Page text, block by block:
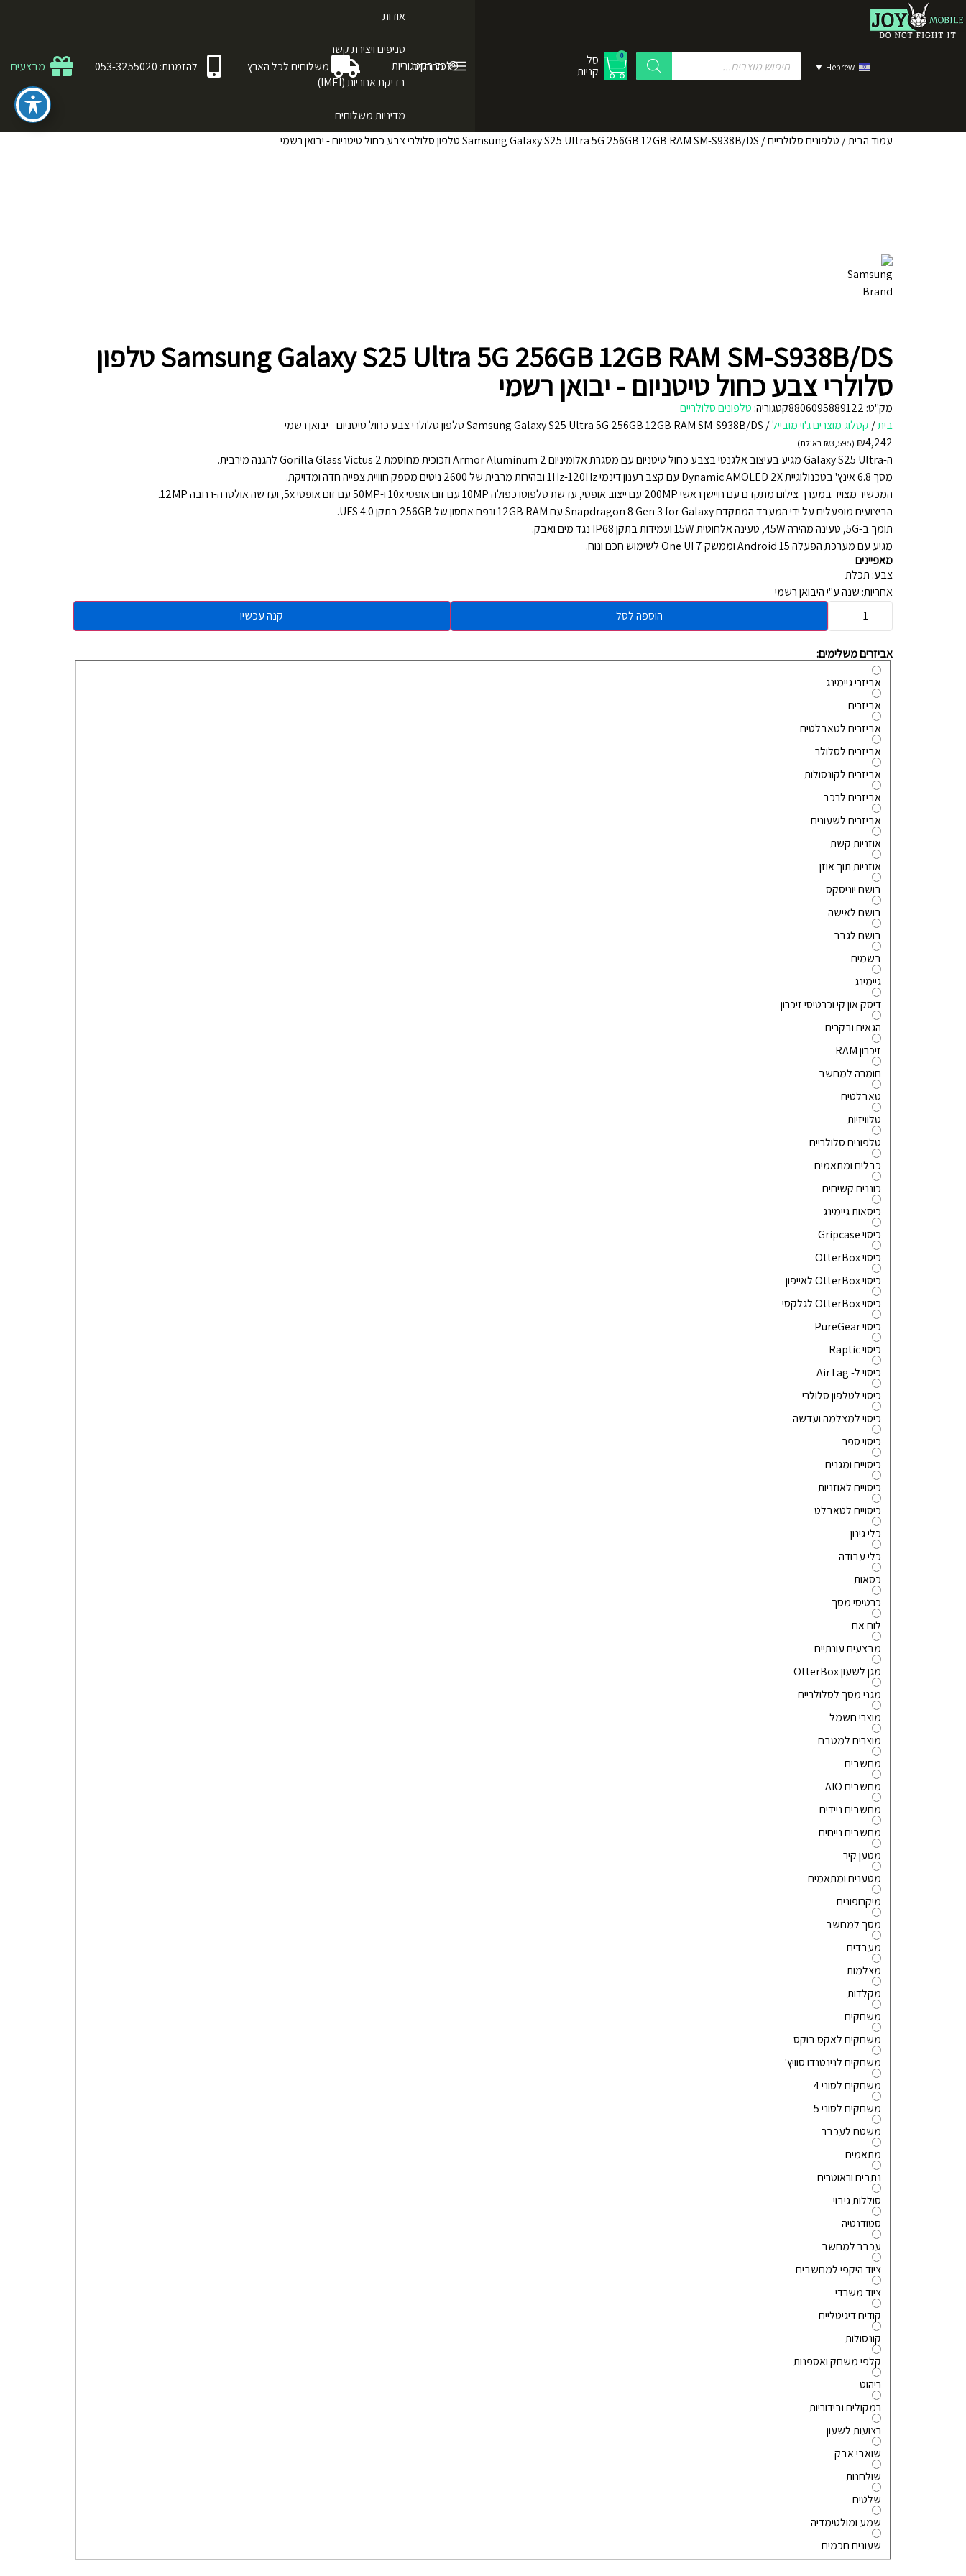
Hebrew
▼
0 סל
קניות לכל הקטגוריות
התחבר
אודות
סניפים ויצירת קשר
בדיקת אחריות (IMEI)
מדיניות משלוחים
משלוחים לכל הארץ להזמנות: 053-3255020 מבצעים
עמוד הבית/ טלפונים סלולריים/ Samsung Galaxy S25 Ultra 5G 256GB 12GB RAM SM-S938B/DS טלפון סלולרי צבע כחול טיטניום - יבואן רשמי
Samsung Galaxy S25 Ultra 5G 256GB 12GB RAM SM-S938B/DS טלפון
סלולרי צבע כחול טיטניום - יבואן רשמי
מק"ט: 8806095889122קטגוריה: טלפונים סלולריים
בית/ קטלוג מוצרים ג'וי מובייל/ Samsung Galaxy S25 Ultra 5G 256GB 12GB RAM SM-S938B/DS טלפון סלולרי צבע כחול טיטניום - יבואן רשמי
₪4,242
(
₪3,595 באילת)
ה-Galaxy S25 Ultra מגיע בעיצוב אלגנטי בצבע כחול טיטניום עם מסגרת אלומיניום Armor Aluminum 2 וזכוכית מחוסמת Gorilla Glass Victus 2 להגנה מירבית.
מסך 6.8 אינץ' בטכנולוגיית Dynamic AMOLED 2X עם קצב רענון דינמי 1Hz-120Hz ובהירות מרבית של 2600 ניטים מספק חוויית צפייה חדה ומדויקת.
המכשיר מצויד במערך צילום מתקדם עם חיישן ראשי 200MP עם ייצוב אופטי, עדשת טלפוטו כפולה 10MP עם זום אופטי 10x ו-50MP עם זום אופטי 5x, ועדשה אולטרה-רחבה 12MP.
הביצועים מופעלים על ידי המעבד המתקדם Snapdragon 8 Gen 3 for Galaxy עם 12GB RAM ונפח אחסון של 256GB בתקן UFS 4.0.
תומך ב-5G, טעינה מהירה 45W, טעינה אלחוטית 15W ועמידות בתקן IP68 נגד מים ואבק.
מגיע עם מערכת הפעלה Android 15 וממשק One UI 7 לשימוש חכם ונוח.
מאפיינים
צבע: תכלת
אחריות: שנה ע"י היבואן רשמי
הוספה לסל
קנה עכשיו
אביזרים משלימים:
אביזרי גיימינג
אביזרים
אביזרים לטאבלטים
אביזרים לסלולר
אביזרים לקונסולות
אביזרים לרכב
אביזרים לשעונים
אוזניות קשת
אוזניות תוך אוזן
בושם יוניסקס
בושם לאישה
בושם לגבר
בשמים
גיימינג
דיסק און קי וכרטיסי זיכרון
הגאים ובקרים
זיכרון RAM
חומרה למחשב
טאבלטים
טלוויזיות
טלפונים סלולריים
כבלים ומתאמים
כוננים קשיחים
כיסאות גיימינג
כיסוי Gripcase
כיסוי OtterBox
כיסוי OtterBox לאייפון
כיסוי OtterBox לגלקסי
כיסוי PureGear
כיסוי Raptic
כיסוי ל- AirTag
כיסוי לטלפון סלולרי
כיסוי למצלמה ועדשה
כיסוי ספר
כיסויים ומגנים
כיסויים לאוזניות
כיסויים לטאבלט
כלי גינון
כלי עבודה
כסאות
כרטיסי מסך
לוח אם
מבצעים עונתיים
מגן לשעון OtterBox
מגני מסך לסלולריים
מוצרי חשמל
מוצרים למטבח
מחשבים
מחשבים AIO
מחשבים ניידים
מחשבים נייחים
מטען קיר
מטענים ומתאמים
מיקרופונים
מסך למחשב
מעבדים
מצלמות
מקלדות
משחקים
משחקים לאקס בוקס
משחקים לנינטנדו סוויץ'
משחקים לסוני 4
משחקים לסוני 5
משטח לעכבר
מתאמים
נתבים וראוטרים
סוללות גיבוי
סטודנטיה
עכבר למחשב
ציוד היקפי למחשבים
ציוד משרדי
קודים דיגיטליים
קונסולות
קלפי משחק ואספנות
ריהוט
רמקולים ובידוריות
רצועות לשעון
שואבי אבק
שולחנות
שלטים
שמע ומולטימדיה
שעונים חכמים